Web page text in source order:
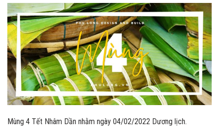
Mùng 4 Tết Nhâm Dần nhằm ngày 04/02/2022 Dương lịch.